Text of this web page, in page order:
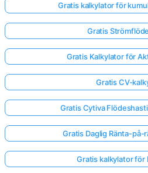
Gratis kalkylator för
Gratis
Gratis Kalkylator för
Gratis CV-
Gratis Cytiva
Gratis Daglig Ränta-
Gratis kalkylator för